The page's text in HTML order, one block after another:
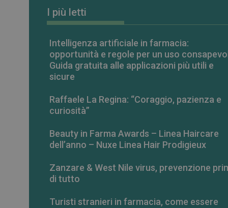
I più letti
Intelligenza artificiale in farmacia:
opportunità e regole per un uso
Guida gratuita alle applicazioni più utili e
sicure
Raffaele La Regina: “Coraggio, pazienza e
curiosità”
Beauty in Farma Awards – Linea Haircare
dell’anno – Nuxe Linea Hair Prodigieux
Zanzare & West Nile virus, prevenzione
di tutto
Turisti stranieri in farmacia, come essere
NOME
NOME
__Secure-